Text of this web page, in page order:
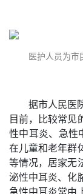
医护人员为市
据市人民医
目前，比较常见
性中耳炎、急性
在儿童和老年群
等情况，居家无
泌性中耳炎、化
急性中耳炎常由